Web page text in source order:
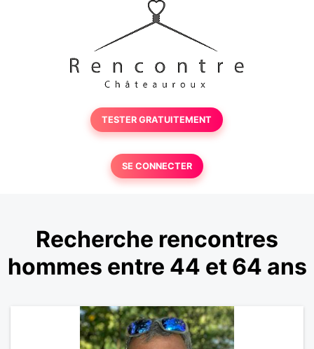
TESTER GRATUITEMENT
SE CONNECTER
Recherche rencontres
hommes entre 44 et 64 ans